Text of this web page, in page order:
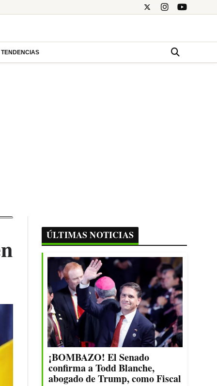
TENDENCIAS
ÚLTIMAS NOTICIAS
¡BOMBAZO! El Senado
confirma a Todd Blanche,
abogado de Trump, como Fiscal